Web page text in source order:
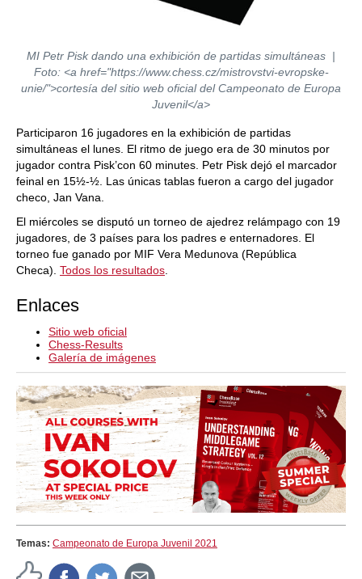
MI Petr Pisk dando una exhibición de partidas simultáneas |
Foto: <a href="https://www.chess.cz/mistrovstvi-evropske-
unie/">cortesía del sitio web oficial del Campeonato de Europa
Juvenil</a>
Participaron 16 jugadores en la exhibición de partidas
simultáneas el lunes. El ritmo de juego era de 30 minutos por
jugador contra Pisk’con 60 minutes. Petr Pisk dejó el marcador
feinal en 15½-½. Las únicas tablas fueron a cargo del jugador
checo, Jan Vana.
El miércoles se disputó un torneo de ajedrez relámpago con 19
jugadores, de 3 países para los padres e enternadores. El
torneo fue ganado por MIF Vera Medunova (República
Checa). Todos los resultados
Enlaces
Sitio web oficial
Chess-Results
Galería de imágenes
Temas: Campeonato de Europa Juvenil 2021